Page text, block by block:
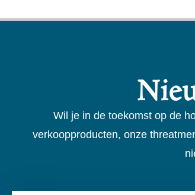
Wil je in de toekomst op de
verkoopproducten, onze